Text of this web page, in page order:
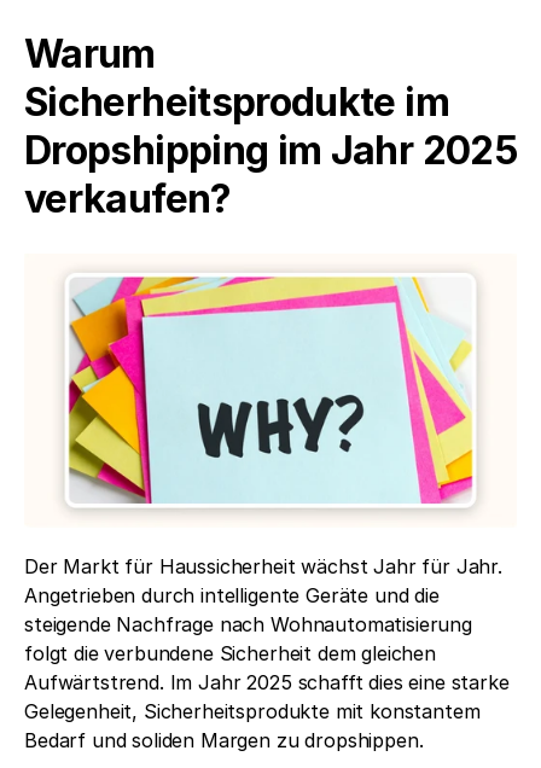
Warum
Sicherheitsprodukte im
Dropshipping im Jahr 2025
verkaufen?
Der Markt für Haussicherheit wächst Jahr für Jahr.
Angetrieben durch intelligente Geräte und die
steigende Nachfrage nach Wohnautomatisierung
folgt die verbundene Sicherheit dem gleichen
Aufwärtstrend. Im Jahr 2025 schafft dies eine starke
Gelegenheit, Sicherheitsprodukte mit konstantem
Bedarf und soliden Margen zu dropshippen.